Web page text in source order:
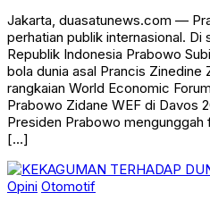
Jakarta, duasatunews.com —
perhatian publik internasional. Di
Republik Indonesia Prabowo
bola dunia asal Prancis Zinedine
rangkaian World Economic
Prabowo Zidane WEF di Davos
Presiden Prabowo
[…]
Opini Otomotif